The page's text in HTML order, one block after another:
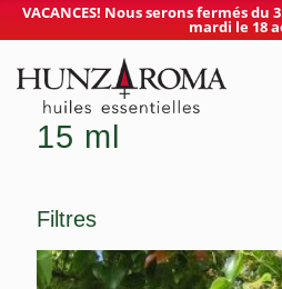
VACANCES! Nous serons fermés
mardi le 18
15 ml
Filtres